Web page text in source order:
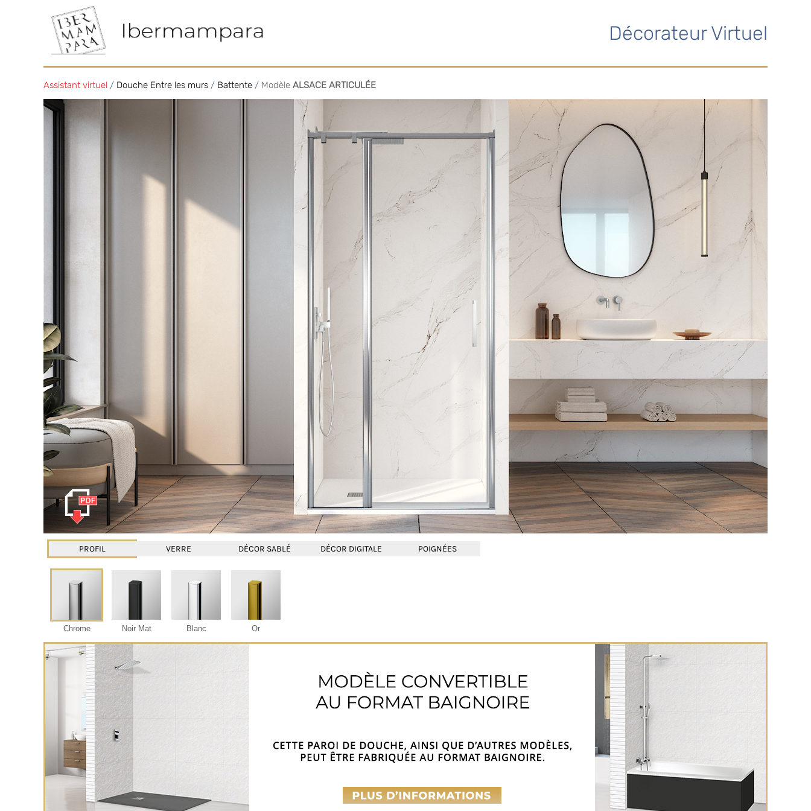
Décorateur Virtuel
Assistant virtuel / Douche Entre les murs / Battente / Modèle ALSACE ARTICULÉE
PROFIL VERRE DÉCOR SABLÉ DÉCOR DIGITALE POIGNÉES
Chrome Noir Mat Blanc Or